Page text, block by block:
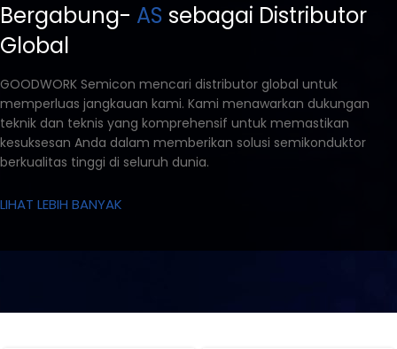
Bergabung- AS sebagai Distributor
Global
GOODWORK Semicon mencari distributor global untuk
memperluas jangkauan kami. Kami menawarkan dukungan
teknik dan teknis yang komprehensif untuk memastikan
kesuksesan Anda dalam memberikan solusi semikonduktor
berkualitas tinggi di seluruh dunia.
LIHAT LEBIH BANYAK